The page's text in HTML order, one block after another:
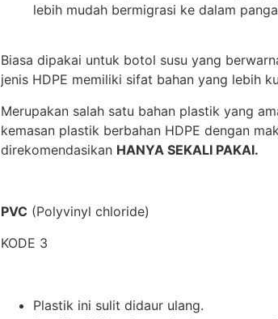
lebih mudah bermigrasi ke dalam
Biasa dipakai untuk botol susu yang
jenis HDPE memiliki sifat bahan yang lebih
Merupakan salah satu bahan plastik yang
kemasan plastik berbahan HDPE dengan
direkomendasikan HANYA SEKALI PAKAI.
PVC (Polyvinyl chloride)
KODE 3
Plastik ini sulit didaur ulang.